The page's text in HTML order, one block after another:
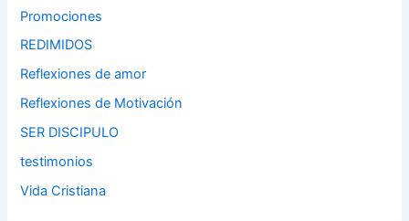
Promociones
REDIMIDOS
Reflexiones de amor
Reflexiones de Motivación
SER DISCIPULO
testimonios
Vida Cristiana